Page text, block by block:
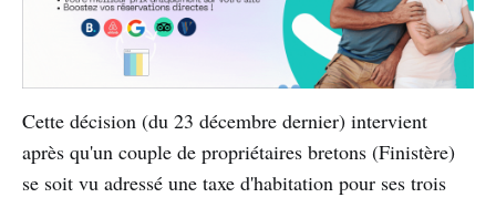
Cette décision (du 23 décembre dernier) intervient
après qu'un couple de propriétaires bretons (Finistère)
se soit vu adressé une taxe d'habitation pour ses trois